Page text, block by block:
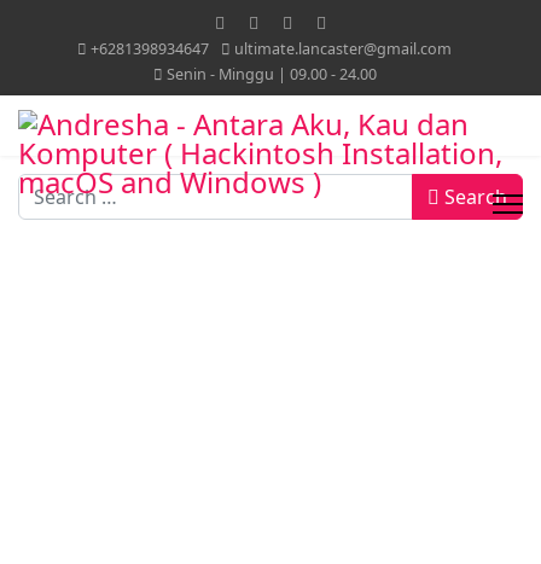
+6281398934647
ultimate.lancaster@gmail.com
Senin - Minggu | 09.00 - 24.00
Search Search